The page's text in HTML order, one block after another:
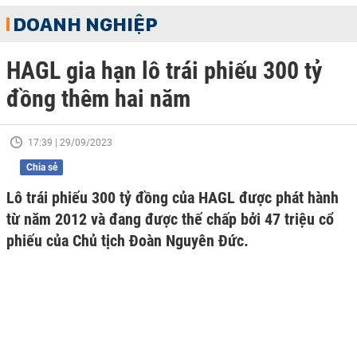
DOANH NGHIỆP
HAGL gia hạn lô trái phiếu 300 tỷ
đồng thêm hai năm
17:39 | 29/09/2023
Chia sẻ
Lô trái phiếu 300 tỷ đồng của HAGL được phát hành
từ năm 2012 và đang được thế chấp bởi 47 triệu cổ
phiếu của Chủ tịch Đoàn Nguyên Đức.